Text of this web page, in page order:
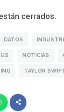
cerrados.
DATOS
NOTICIAS
TAYLOR